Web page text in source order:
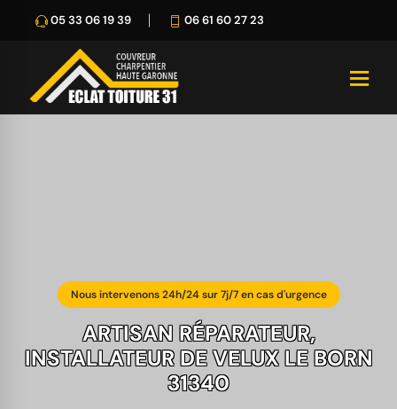
05 33 06 19 39 06 61 60 27 23
Nous intervenons 24h/24 sur 7j/7 en cas d'urgence
ARTISAN RÉPARATEUR,
INSTALLATEUR DE VELUX LE BORN
31340